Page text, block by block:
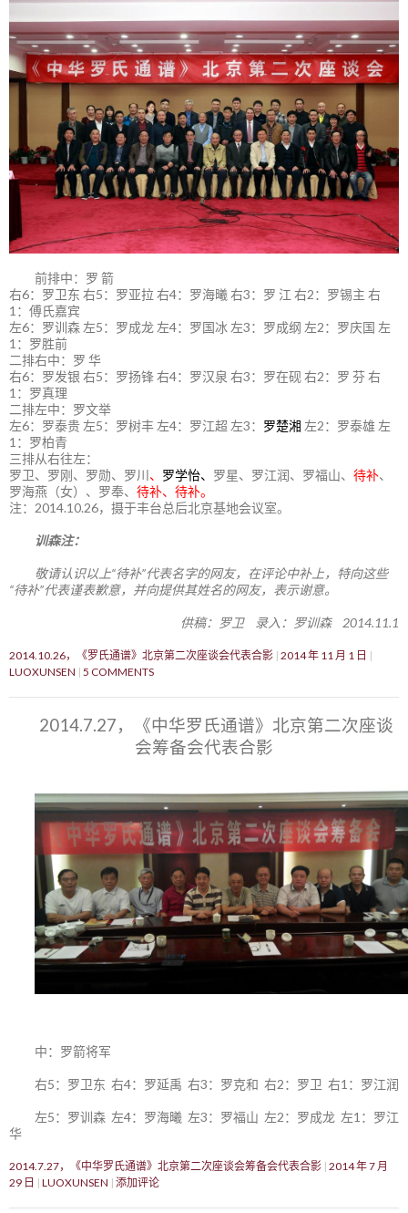
前排中：罗 箭
右6：罗卫东 右5：罗亚拉 右4：罗海曦 右3：罗 江 右2：罗锡主 右
1：傅氏嘉宾
左6：罗训森 左5：罗成龙 左4：罗国冰 左3：罗成纲 左2：罗庆国 左
1：罗胜前
二排右中：罗 华
右6：罗发银 右5：罗扬锋 右4：罗汉泉 右3：罗在砚 右2：罗 芬 右
1：罗真理
二排左中：罗文举
左6：罗泰贵 左5：罗树丰 左4：罗江超 左3： 罗楚湘 左2：罗泰雄 左
1：罗柏青
三排从右往左：
罗卫、罗刚、罗勋、罗川 、 罗学怡、 罗星、罗江润、罗福山、 待补、
罗海燕（女）、罗奉、 待补、待补。
注：2014.10.26，摄于丰台总后北京基地会议室。
训森注：
敬请认识以上“待补”代表名字的网友，在评论中补上，特向这些
“待补”代表谨表歉意，并向提供其姓名的网友，表示谢意。
供稿：罗卫 录入：罗训森 2014.11.1
2014.10.26，《罗氏通谱》北京第二次座谈会代表合影 2014 年 11 月 1 日
LUOXUNSEN 5 COMMENTS
2014.7.27，《中华罗氏通谱》北京第二次座谈
会筹备会代表合影
中：罗箭将军
右5：罗卫东 右4：罗延禹 右3：罗克和 右2：罗卫 右1：罗江润
左5：罗训森 左4：罗海曦 左3：罗福山 左2：罗成龙 左1：罗江
华
2014.7.27，《中华罗氏通谱》北京第二次座谈会筹备会代表合影 2014 年 7 月
29 日
LUOXUNSEN 添加评论